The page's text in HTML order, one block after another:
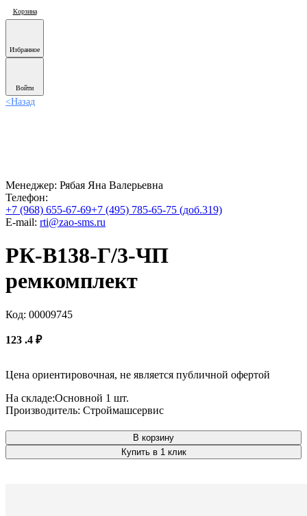
Корзина
Избранное
Войти
<Назад
Менеджер: Рябая Яна Валерьевна
Телефон:
+7 (968) 655-67-69+7 (495) 785-65-75 (доб.319)
E-mail: rti@zao-sms.ru
РК-В138-Г/3-ЧП
ремкомплект
Код: 00009745
123 .4 ₽
Цена ориентировочная, не является публичной офертой
На складе:Основной 1 шт.
Производитель: Строймашсервис
В корзину
Купить в 1 клик